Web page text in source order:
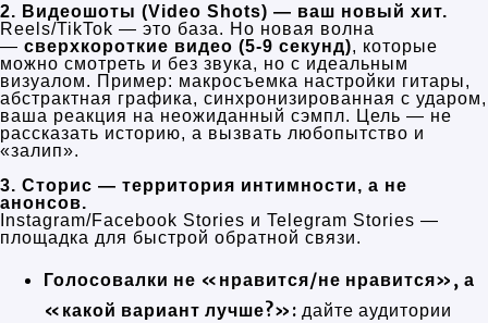
2. Видеошоты (Video Shots) — ваш новый хит.
Reels/TikTok — это база. Но новая волна
— сверхкороткие видео (5-9 секунд), которые
можно смотреть и без звука, но с идеальным
визуалом. Пример: макросъемка настройки гитары,
абстрактная графика, синхронизированная с ударом,
ваша реакция на неожиданный сэмпл. Цель — не
рассказать историю, а вызвать любопытство и
«залип».
3. Сторис — территория интимности, а не
анонсов.
Instagram/Facebook Stories и Telegram Stories —
площадка для быстрой обратной связи.
Голосовалки не «нравится/не нравится», а
«какой вариант лучше?»: дайте аудитории